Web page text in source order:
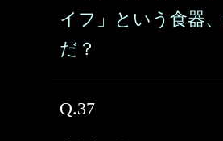
イフ」という食器
だ？
Q.37